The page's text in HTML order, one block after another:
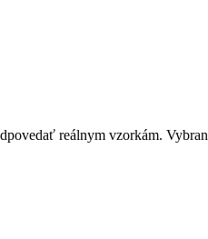
reálnym vzorkám.